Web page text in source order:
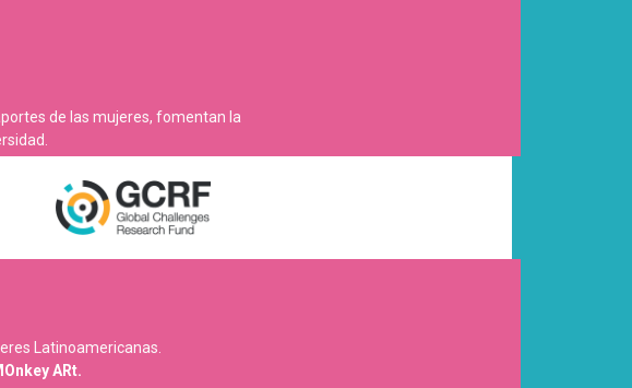
de las mujeres, fomentan la
Latinoamericanas.
ARt.